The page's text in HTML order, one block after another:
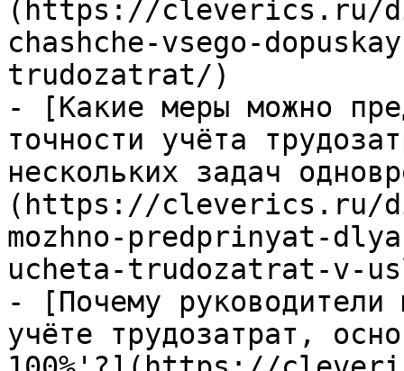
(https://cleverics.ru/
chashche-vsego-
trudozatrat/)
- [Какие меры можно
точности учёта
нескольких задач
(https://cleverics.ru/
mozhno-predprinyat-
ucheta-trudozatrat-v-
- [Почему руководители
учёте трудозатрат,